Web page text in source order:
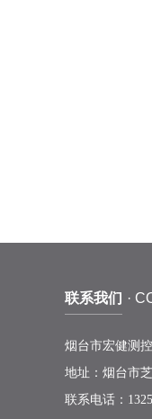
联系我们 ·
烟台市宏健测
地址：烟台市
联系电话：